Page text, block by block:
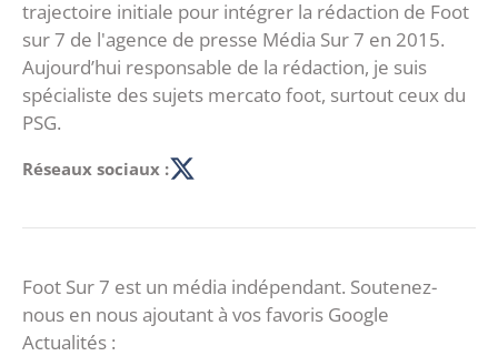
trajectoire initiale pour intégrer la rédaction de Foot
sur 7 de l'agence de presse Média Sur 7 en 2015.
Aujourd’hui responsable de la rédaction, je suis
spécialiste des sujets mercato foot, surtout ceux du
PSG.
Réseaux sociaux :
Foot Sur 7 est un média indépendant. Soutenez-
nous en nous ajoutant à vos favoris Google
Actualités :